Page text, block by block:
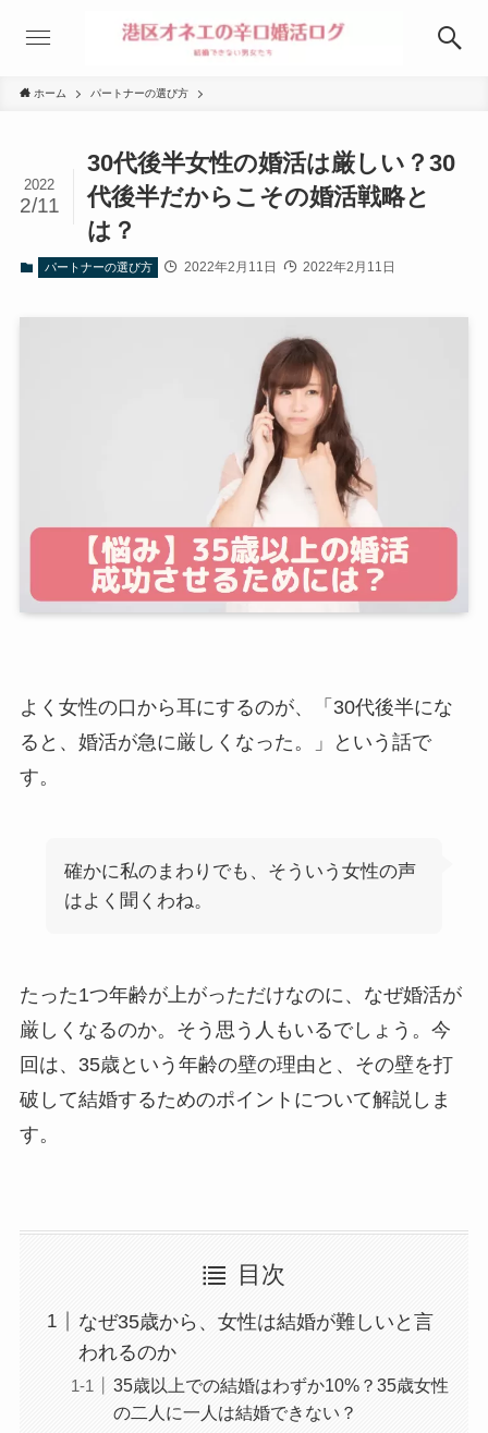
ホーム パートナーの選び方
30代後半女性の婚活は厳しい？30
代後半だからこその婚活戦略と
は？
2022
2/11
パートナーの選び方 2022年2月11日 2022年2月11日
よく女性の口から耳にするのが、「30代後半にな
ると、婚活が急に厳しくなった。」という話で
す。
確かに私のまわりでも、そういう女性の声
はよく聞くわね。
たった1つ年齢が上がっただけなのに、なぜ婚活が
厳しくなるのか。そう思う人もいるでしょう。今
回は、35歳という年齢の壁の理由と、その壁を打
破して結婚するためのポイントについて解説しま
す。
目次
なぜ35歳から、女性は結婚が難しいと言
われるのか
35歳以上での結婚はわずか10%？35歳女性
の二人に一人は結婚できない？